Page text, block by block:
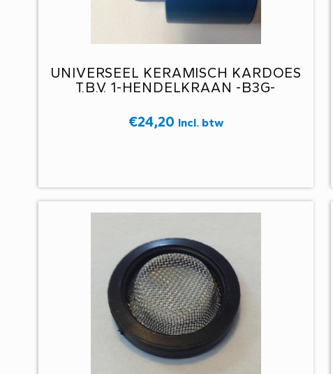
UNIVERSEEL KERAMISCH KARDOES
T.B.V. 1-HENDELKRAAN -B3G-
€24,20 Incl. btw